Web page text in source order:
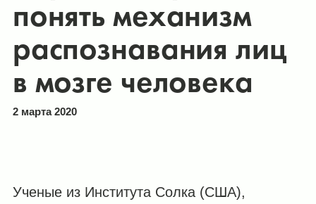
понять механизм
распознавания лиц
в мозге человека
2 марта 2020
Ученые из Института Солка (США),